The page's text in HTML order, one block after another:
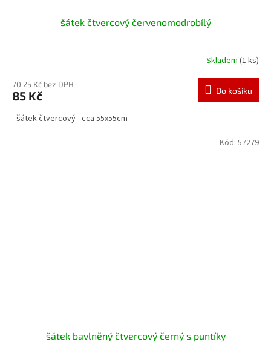
šátek čtvercový červenomodrobílý
Skladem (1 ks)
70,25 Kč bez DPH
85 Kč Do košíku
- šátek čtvercový - cca 55x55cm
šátek bavlněný čtvercový černý s puntíky
Kód: 57279